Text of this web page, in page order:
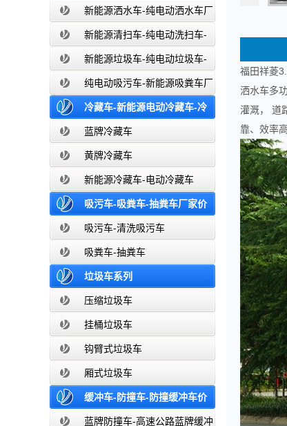
扫车,垃圾车-新能源纯电动厂家价格报
价-湖北盈通
新能源洒水车-纯电动洒水车厂
家价格报价-湖北盈通
新能源清扫车-纯电动洗扫车-
新能源纯电动厂家价格报价-湖北盈通
新能源垃圾车-纯电动垃圾车-
新能源纯电动垃圾车厂家价格报价-湖
北盈通
纯电动吸污车-新能源吸粪车厂
家价格报价-湖北盈通
冷藏车-新能源电动冷藏车-冷
藏车厂家价格报价-湖北盈通
蓝牌冷藏车
黄牌冷藏车
新能源冷藏车-电动冷藏车
吸污车-吸粪车-抽粪车厂家价
格报价-清洗吸污车生产厂家
吸污车-清洗吸污车
吸粪车-抽粪车
垃圾车系列
压缩垃圾车
挂桶垃圾车
钩臂式垃圾车
厢式垃圾车
缓冲车-防撞车-防撞缓冲车价
格报价-高速公路防撞缓冲车厂家直销
蓝牌防撞车-高速公路蓝牌缓冲
福田祥菱
洒水车多
灌溉， 道
靠、效率